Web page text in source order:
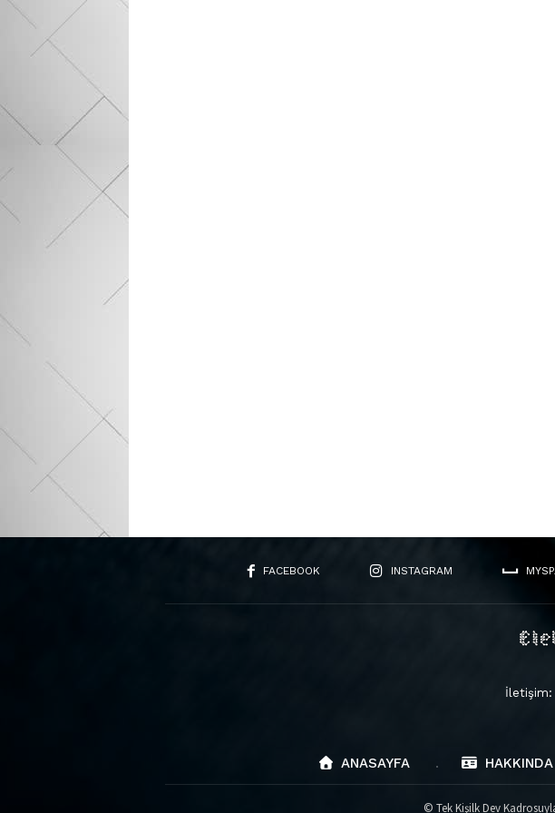
FACEBOOK INSTAGRAM
İletişim:
ANASAYFA HAKKINDA
© Tek Kişilk Dev